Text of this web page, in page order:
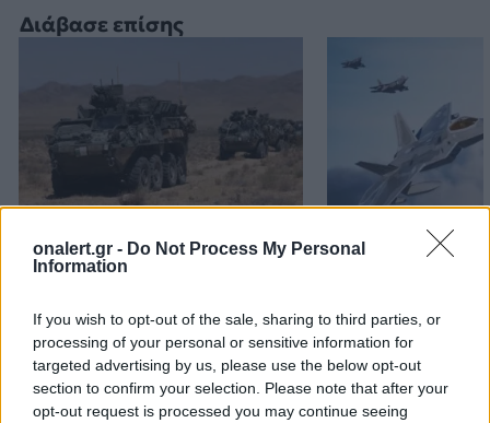
onalert.gr - Do Not Process My Personal
Information
If you wish to opt-out of the sale, sharing to third parties, or
processing of your personal or sensitive information for
targeted advertising by us, please use the below opt-out
section to confirm your selection. Please note that after your
opt-out request is processed you may continue seeing
Διάβασε επίσης
Stryker για το Στρατό
Ξηράς μέσω EDA: Θετικές
αριθμό, εκδόσεις και
κατάσταση οχημάτων
AIM-260: Η
τους
αέρος νέας